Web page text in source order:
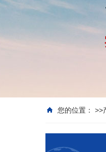
您的位置： >>